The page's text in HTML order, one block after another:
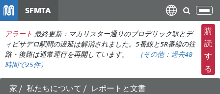
ン
コ
ン
ン
ツ
SFMTA
ナ
ビ
ゲ
ー
シ
ョ
アラート 最終更新：マカリスター通りのブロデリック駅とデ
ィビサデロ駅間の遅延は解消されました。5番線と5R番線の往
路・復路は通常運行を再開しています。
（その他： 過去48
時間で25件）
購
読
す
る
家 私たちについて
レポートと文書